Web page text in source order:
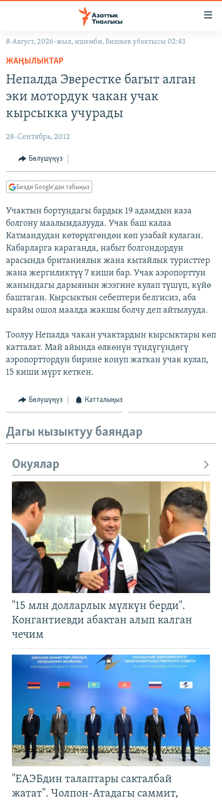
Навигацияга
өтүңүз
Издөөгө
салыңыз
МАДАНИЯТ
ТВ ПРОГРАММАЛАР
БҮГҮН АЗАТТЫКТА
ДАНИСТЕ
АЗАТТЫК+
ЫҢГАЙСЫЗ СУРООЛОР
ПОДКАСТ
ОНЛАЙН ШЕРИНЕ
ЭЕ/АРнун бардык сайттары
8-Август, 2026-жыл, ишемби, Бишкек убактысы 02:43
ЖАҢЫЛЫКТАР
Непалда Эверестке багыт алган
эки мотордук чакан учак
кырсыкка учурады
28-Сентябрь, 2012
Бөлүшүңүз
Бизди Google'дан табыңыз
Учактын бортундагы бардык 19 адамдын каза
болгону маалымдалууда. Учак баш калаа
Катмандудан көтөрүлгөндөн көп узабай кулаган.
Кабарларга караганда, набыт болгондордун
арасында британиялык жана кытайлык туристтер
жана жергиликтүү 7 киши бар. Учак аэропорттун
жанындагы дарыянын жээгине кулап түшүп, күйө
баштаган. Кырсыктын себептери белгисиз, аба
ырайы ошол маалда жакшы болчу деп айтылууда.
Тоолуу Непалда чакан учактардын кырсыктары көп
катталат. Май айында өлкөнүн түндүгүндөгү
аэропорттордун бирине конуп жаткан учак кулап,
15 киши мүрт кеткен.
Бөлүшүңүз Катталыңыз
Дагы кызыктуу баяндар
Окуялар
"15 млн долларлык мүлкүн берди".
Конгантиевди абактан алып калган
чечим
"ЕАЭБдин талаптары сакталбай
жатат". Чолпон-Атадагы саммит,